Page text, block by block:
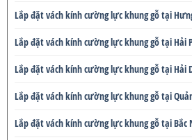
Lắp đặt vách kính cường lực khung gỗ tại
Lắp đặt vách kính cường lực khung gỗ tại Hải
Lắp đặt vách kính cường lực khung gỗ tại Hải
Lắp đặt vách kính cường lực khung gỗ tại
Lắp đặt vách kính cường lực khung gỗ tại Bắc